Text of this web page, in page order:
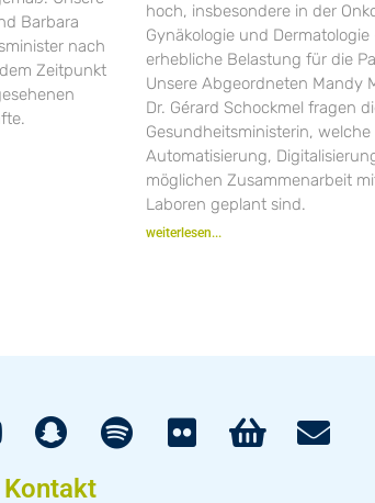
Barbara
nach
Zeitpunkt
hoch, insbesondere in der
Gynäkologie und Dermatologie
erhebliche Belastung für die
Unsere Abgeordneten Mandy
Dr. Gérard Schockmel fragen
Gesundheitsministerin,
Automatisierung,
möglichen Zusammenarbeit
Laboren geplant sind.
weiterlesen...
Kontakt